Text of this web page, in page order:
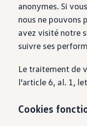
anonymes. Si
nous ne pouvons
avez visité notre
suivre ses
Le traitement de
l’article 6, al. 1,
Cookies